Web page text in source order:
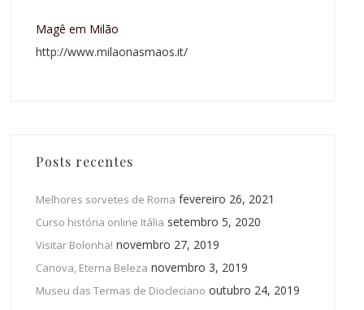
Magê em Milão
http://www.milaonasmaos.it/
Posts recentes
Melhores sorvetes de Roma fevereiro 26, 2021
Curso história online Itália setembro 5, 2020
Visitar Bolonha! novembro 27, 2019
Canova, Eterna Beleza novembro 3, 2019
Museu das Termas de Diocleciano outubro 24, 2019